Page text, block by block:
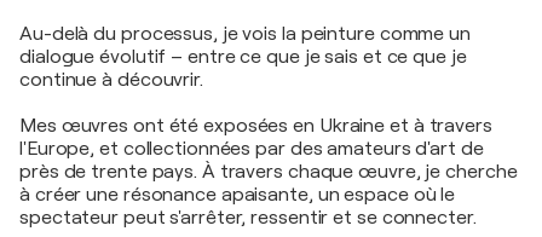
Au-delà du processus, je vois la peinture comme un
dialogue évolutif – entre ce que je sais et ce que je
continue à découvrir.
Mes œuvres ont été exposées en Ukraine et à travers
l'Europe, et collectionnées par des amateurs d'art de
près de trente pays. À travers chaque œuvre, je cherche
à créer une résonance apaisante, un espace où le
spectateur peut s'arrêter, ressentir et se connecter.